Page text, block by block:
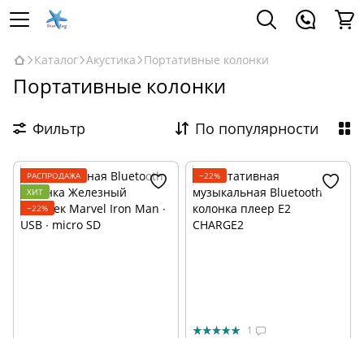
Каталог Акустика Портативные колонки
Портативные колонки
Фильтр По популярности
РАСПРОДАЖА
ХИТ
−22%
−22%
1